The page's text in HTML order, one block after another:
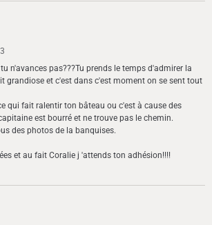
n'avances pas???Tu prends le temps d'admirer la
grandiose et c'est dans c'est moment on se sent tout
qui fait ralentir ton bâteau ou c'est à cause des
est bourré et ne trouve pas le chemin.
des photos de la banquises.
et au fait Coralie j 'attends ton adhésion!!!!